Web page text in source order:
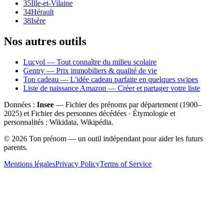
35Ille-et-Vilaine
34Hérault
38Isère
Nos autres outils
Lucyol — Tout connaître du milieu scolaire
Gentry — Prix immobiliers & qualité de vie
Ton cadeau — L'idée cadeau parfaite en quelques swipes
Liste de naissance Amazon — Créer et partager votre liste
Données : Insee — Fichier des prénoms par département (1900–
2025) et Fichier des personnes décédées · Étymologie et
personnalités : Wikidata, Wikipédia.
© 2026 Ton prénom — un outil indépendant pour aider les futurs
parents.
Mentions légalesPrivacy PolicyTerms of Service